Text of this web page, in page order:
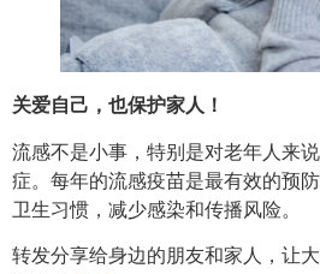
关爱自己，也保护家人！
流感不是小事，特别是对老年人来
症。每年的流感疫苗是最有效的预
卫生习惯，减少感染和传播风险。
转发分享给身边的朋友和家人，让